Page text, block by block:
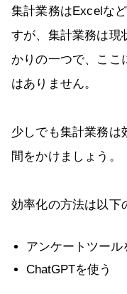
集計業務はExcelな
すが、集計業務は現
かりの一つで、ここ
はありません。
少しでも集計業務は
間をかけましょう。
効率化の方法は以下
アンケートツール
ChatGPTを使う